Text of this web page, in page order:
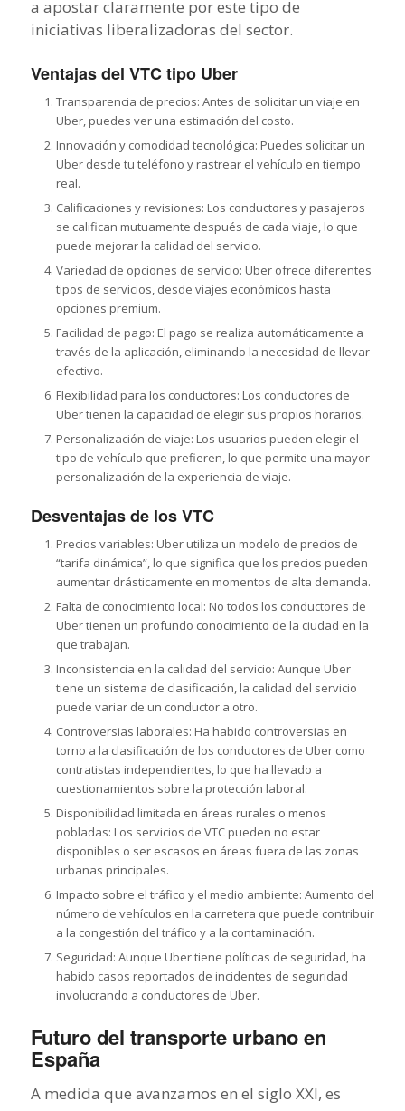
a apostar claramente por este tipo de
iniciativas liberalizadoras del sector.
Ventajas del VTC tipo Uber
Transparencia de precios: Antes de solicitar un viaje en
Uber, puedes ver una estimación del costo.
Innovación y comodidad tecnológica: Puedes solicitar un
Uber desde tu teléfono y rastrear el vehículo en tiempo
real.
Calificaciones y revisiones: Los conductores y pasajeros
se califican mutuamente después de cada viaje, lo que
puede mejorar la calidad del servicio.
Variedad de opciones de servicio: Uber ofrece diferentes
tipos de servicios, desde viajes económicos hasta
opciones premium.
Facilidad de pago: El pago se realiza automáticamente a
través de la aplicación, eliminando la necesidad de llevar
efectivo.
Flexibilidad para los conductores: Los conductores de
Uber tienen la capacidad de elegir sus propios horarios.
Personalización de viaje: Los usuarios pueden elegir el
tipo de vehículo que prefieren, lo que permite una mayor
personalización de la experiencia de viaje.
Desventajas de los VTC
Precios variables: Uber utiliza un modelo de precios de
“tarifa dinámica”, lo que significa que los precios pueden
aumentar drásticamente en momentos de alta demanda.
Falta de conocimiento local: No todos los conductores de
Uber tienen un profundo conocimiento de la ciudad en la
que trabajan.
Inconsistencia en la calidad del servicio: Aunque Uber
tiene un sistema de clasificación, la calidad del servicio
puede variar de un conductor a otro.
Controversias laborales: Ha habido controversias en
torno a la clasificación de los conductores de Uber como
contratistas independientes, lo que ha llevado a
cuestionamientos sobre la protección laboral.
Disponibilidad limitada en áreas rurales o menos
pobladas: Los servicios de VTC pueden no estar
disponibles o ser escasos en áreas fuera de las zonas
urbanas principales.
Impacto sobre el tráfico y el medio ambiente: Aumento del
número de vehículos en la carretera que puede contribuir
a la congestión del tráfico y a la contaminación.
Seguridad: Aunque Uber tiene políticas de seguridad, ha
habido casos reportados de incidentes de seguridad
involucrando a conductores de Uber.
Futuro del transporte urbano en
España
A medida que avanzamos en el siglo XXI, es